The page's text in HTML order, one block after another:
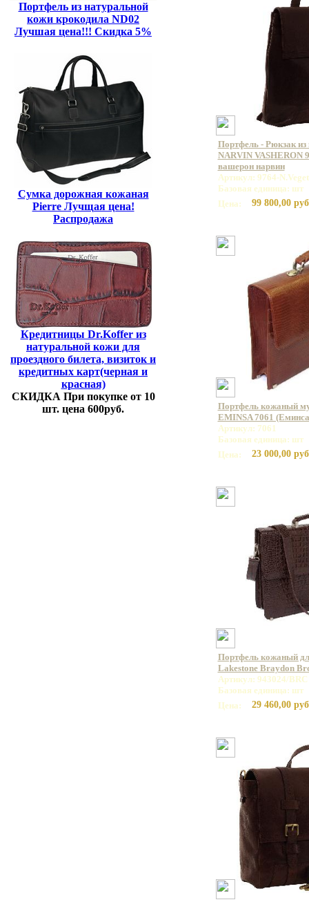
Портфель из натуральной
кожи крокодила ND02
Лучшая цена!!! Скидка 5%
Сумка дорожная кожаная
Pierre Лучщая цена!
Распродажа
Кредитницы Dr.Koffer из
натуральной кожи для
проездного билета, визиток и
кредитных карт(черная и
красная)
СКИДКА При покупке от 10
шт. цена 600руб.
Портфель - Рюкзак
NARVIN VASHERON
вашерон нарвин
Артикул: 9764-
Базовая единица: шт
Цена:
99 800,00
Портфель кожаный
EMINSA 7061
Артикул: 7061
Базовая единица: шт
Цена:
23 000,00
Портфель кожаный
Lakestone Braydon
Артикул: 943024/BRC
Базовая единица: шт
Цена:
29 460,00